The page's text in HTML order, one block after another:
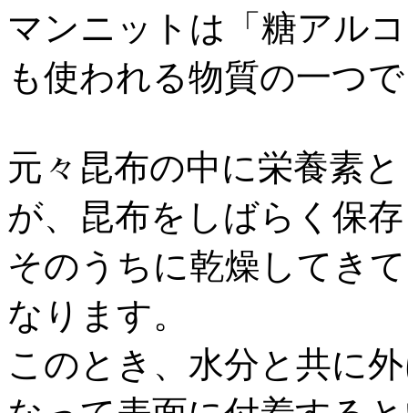
マンニットは「糖アル
も使われる物質の一つ
元々昆布の中に栄養素
が、昆布をしばらく保
そのうちに乾燥してき
なります。
このとき、水分と共に